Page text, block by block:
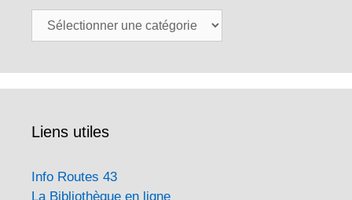
Catégories
Liens utiles
Info Routes 43
La Bibliothèque en ligne